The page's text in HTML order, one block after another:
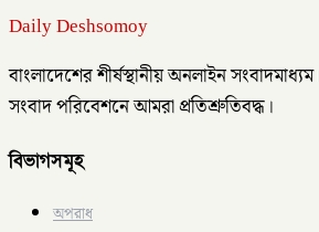
Daily Deshsomoy
বাংলাদেশের শীর্ষস্থানীয় অনলাইন
সংবাদ পরিবেশনে আমরা প্রতিশ্রুতিবদ্ধ।
বিভাগসমূহ
অপরাধ